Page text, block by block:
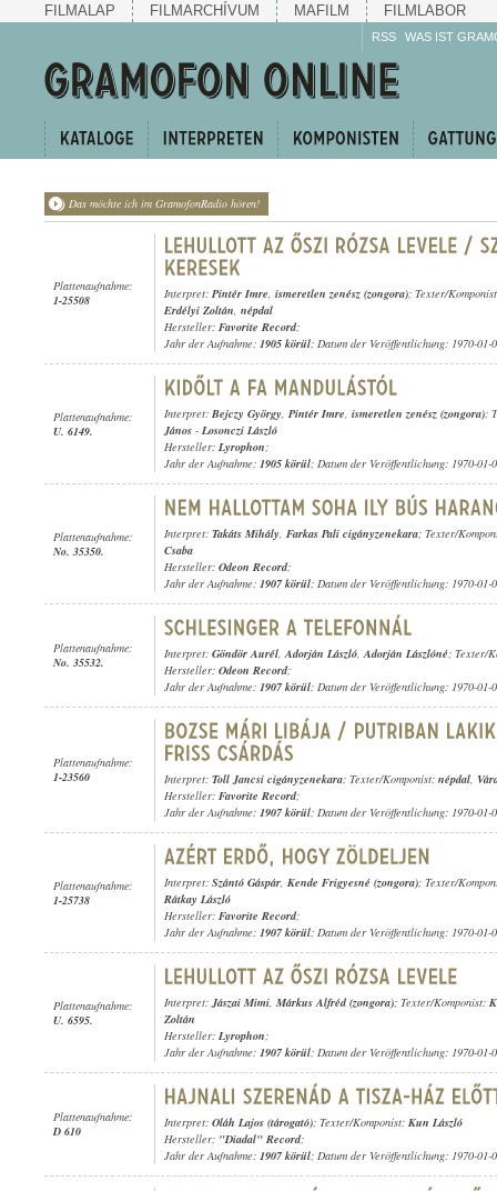
FILMALAP FILMARCHÍVUM MAFILM FILMLABOR
RSS WAS IST
Das möchte ich im GramofonRadio hören!
Plattenaufnahme:
1-25508
Interpret: Pintér Imre, ismeretlen zenész (zongora); Texter/
Erdélyi Zoltán, népdal
Hersteller: Favorite Record;
Jahr der Aufnahme: 1905 körül; Datum der Veröffentlichung: 1970-01-
Plattenaufnahme:
U. 6149.
Interpret: Bejczy György, Pintér Imre, ismeretlen zenész (zongora);
János - Losonczi László
Hersteller: Lyrophon;
Jahr der Aufnahme: 1905 körül; Datum der Veröffentlichung: 1970-01-
Plattenaufnahme:
No. 35350.
Interpret: Takáts Mihály, Farkas Pali cigányzenekara; Texter/
Csaba
Hersteller: Odeon Record;
Jahr der Aufnahme: 1907 körül; Datum der Veröffentlichung: 1970-01-
Plattenaufnahme:
No. 35532.
Interpret: Göndör Aurél,Adorján László,Adorján Lászlóné; Texter/
Hersteller: Odeon Record;
Jahr der Aufnahme: 1907 körül; Datum der Veröffentlichung: 1970-01-
Plattenaufnahme:
1-23560
Interpret: Toll Jancsi cigányzenekara; Texter/Komponist: népdal,
Hersteller: Favorite Record;
Jahr der Aufnahme: 1907 körül; Datum der Veröffentlichung: 1970-01-
Plattenaufnahme:
1-25738
Interpret: Szántó Gáspár, Kende Frigyesné (zongora); Texter/
Rátkay László
Hersteller: Favorite Record;
Jahr der Aufnahme: 1907 körül; Datum der Veröffentlichung: 1970-01-
Plattenaufnahme:
U. 6595.
Interpret:Jászai Mimi, Márkus Alfréd (zongora); Texter/Komponist:
Zoltán
Hersteller: Lyrophon;
Jahr der Aufnahme: 1907 körül; Datum der Veröffentlichung: 1970-01-
Plattenaufnahme:
D 610
Interpret: Oláh Lajos (tárogató); Texter/Komponist: Kun László
Hersteller: "Diadal" Record;
Jahr der Aufnahme: 1907 körül; Datum der Veröffentlichung: 1970-01-